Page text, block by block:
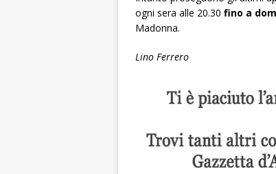
ogni sera alle 20.30 fino a
Madonna.
Lino Ferrero